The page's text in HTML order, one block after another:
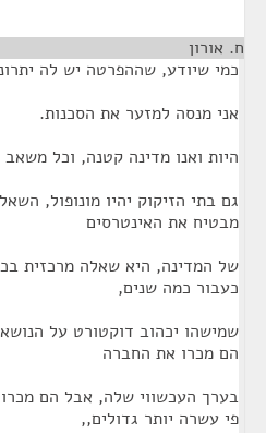
ח. אורון
כמי שיודע, שההפרטה יש לה
אני מנסה למזער את הסכנות.
היות ואנו מדינה קטנה, וכל משאב
גם בתי הזיקוק יהיו מונופול,
מבטיח את האינטרסים
של המדינה, היא שאלה מרכזית
כעבור כמה שנים,
שמישהו יכהוב דוקטורט על
הם מכרו את החברה
בערך העכשווי שלה, אבל הם מכרו
פי עשרה יותר גדולים,,